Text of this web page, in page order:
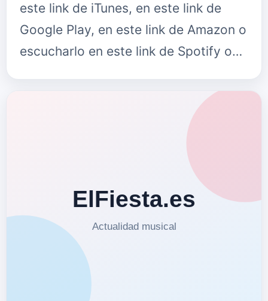
este link de iTunes, en este link de
Google Play, en este link de Amazon o
escucharlo en este link de Spotify o